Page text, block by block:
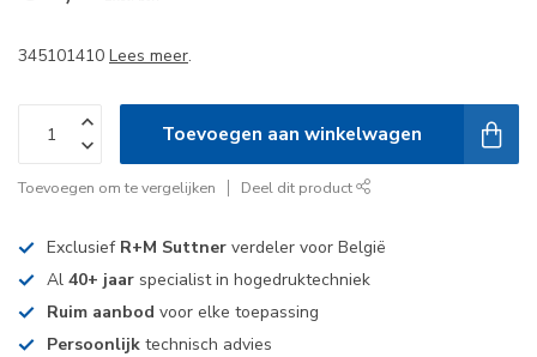
345101410 Lees meer.
Toevoegen aan winkelwagen
Toevoegen om te vergelijken Deel dit product
Exclusief R+M Suttner verdeler voor België
Al 40+ jaar specialist in hogedruktechniek
Ruim aanbod voor elke toepassing
Persoonlijk technisch advies